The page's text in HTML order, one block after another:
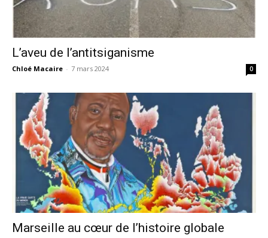
L’aveu de l’antitsiganisme
Chloé Macaire - 7 mars 2024 0
Marseille au cœur de l’histoire globale